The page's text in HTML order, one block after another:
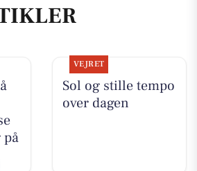
VEJRET
Sol og stille tempo
over dagen